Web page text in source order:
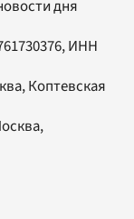
дня
ИНН
Коптевская
,